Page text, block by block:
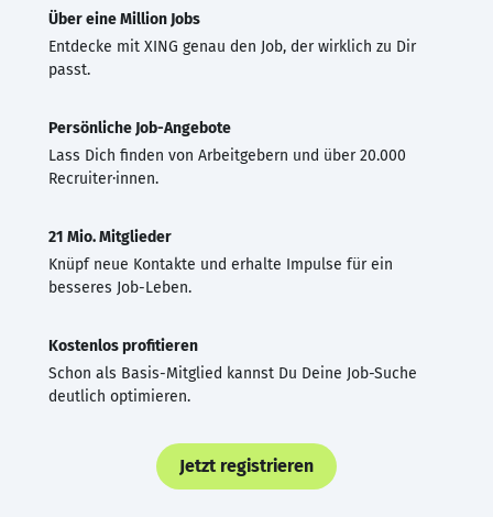
Über eine Million Jobs
Entdecke mit XING genau den Job, der wirklich zu Dir
passt.
Persönliche Job-Angebote
Lass Dich finden von Arbeitgebern und über 20.000
Recruiter·innen.
21 Mio. Mitglieder
Knüpf neue Kontakte und erhalte Impulse für ein
besseres Job-Leben.
Kostenlos profitieren
Schon als Basis-Mitglied kannst Du Deine Job-Suche
deutlich optimieren.
Jetzt registrieren